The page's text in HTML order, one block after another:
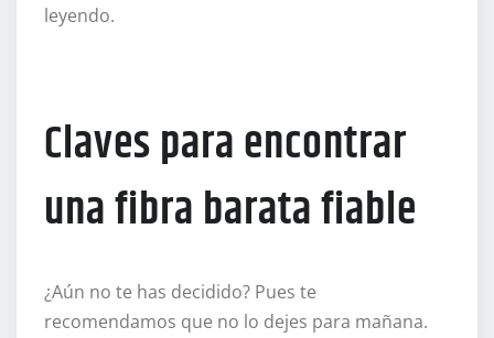
leyendo.
Claves para encontrar
una fibra barata fiable
¿Aún no te has decidido? Pues te
recomendamos que no lo dejes para mañana.